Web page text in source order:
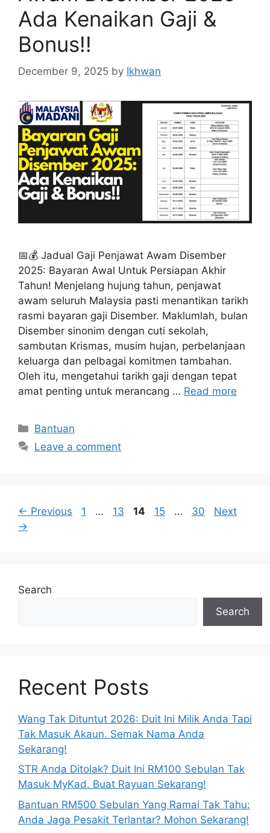
Ada Kenaikan Gaji &
Bonus!!
December 9, 2025 by Ikhwan
📅💰 Jadual Gaji Penjawat Awam Disember
2025: Bayaran Awal Untuk Persiapan Akhir
Tahun! Menjelang hujung tahun, penjawat
awam seluruh Malaysia pasti menantikan tarikh
rasmi bayaran gaji Disember. Maklumlah, bulan
Disember sinonim dengan cuti sekolah,
sambutan Krismas, musim hujan, perbelanjaan
keluarga dan pelbagai komitmen tambahan.
Oleh itu, mengetahui tarikh gaji dengan tepat
amat penting untuk merancang … Read more
Categories
Bantuan
Leave a comment
← Previous Page
1 … Page
13 Page
14 Page
15 … Page
30
Next
→
Search
Search
Recent Posts
Wang Tak Dituntut 2026: Duit Ini Milik Anda Tapi
Tak Masuk Akaun. Semak Nama Anda
Sekarang!
STR Anda Ditolak? Duit Ini RM100 Sebulan Tak
Masuk MyKad. Buat Rayuan Sekarang!
Bantuan RM500 Sebulan Yang Ramai Tak Tahu:
Anda Jaga Pesakit Terlantar? Mohon Sekarang!